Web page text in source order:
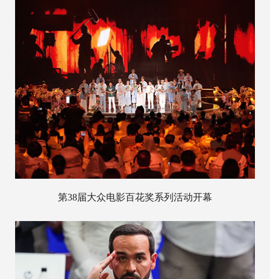
第38届大众电影百花奖系列活动开幕